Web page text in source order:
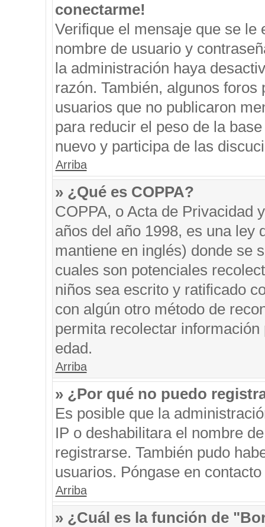
conectarme!
Verifique el mensaje que se
nombre de usuario y
la administración haya
razón. También, algunos
usuarios que no publicaron
para reducir el peso de la
nuevo y participa de las
Arriba
» ¿Qué es COPPA?
COPPA, o Acta de Privacidad
años del año 1998, es una ley
mantiene en inglés) donde se
cuales son potenciales
niños sea escrito y ratificado
con algún otro método de
permita recolectar
edad.
Arriba
» ¿Por qué no puedo
Es posible que la
IP o deshabilitara el nombre
registrarse. También pudo
usuarios. Póngase en
Arriba
» ¿Cuál es la función de